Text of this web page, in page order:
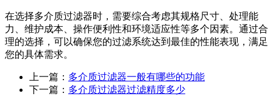
在选择多介质过滤器时，需要综合考虑其规格尺寸、处理能
力、维护成本、操作便利性和环境适应性等多个因素。通过合
理的选择，可以确保您的过滤系统达到最佳的性能表现，满足
您的具体需求。
上一篇： 多介质过滤器一般有哪些的功能
下一篇： 多介质过滤器过滤精度多少